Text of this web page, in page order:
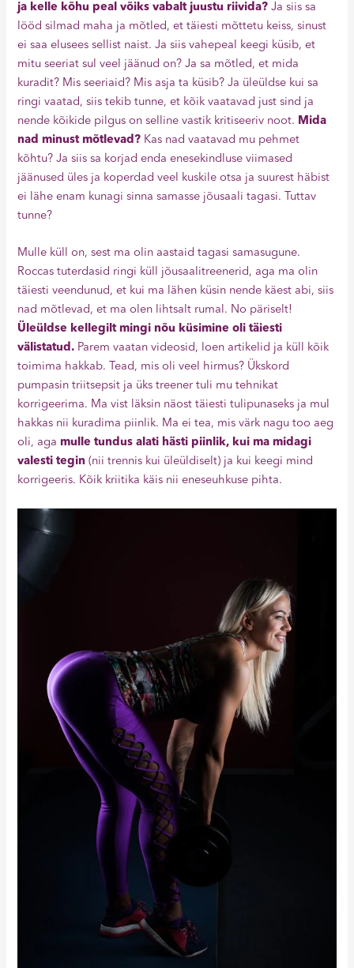
ja kelle kõhu peal võiks vabalt juustu riivida? Ja siis sa
lööd silmad maha ja mõtled, et täiesti mõttetu keiss, sinust
ei saa elusees sellist naist. Ja siis vahepeal keegi küsib, et
mitu seeriat sul veel jäänud on? Ja sa mõtled, et mida
kuradit? Mis seeriaid? Mis asja ta küsib? Ja üleüldse kui sa
ringi vaatad, siis tekib tunne, et kõik vaatavad just sind ja
nende kõikide pilgus on selline vastik kritiseeriv noot. Mida
nad minust mõtlevad? Kas nad vaatavad mu pehmet
kõhtu? Ja siis sa korjad enda enesekindluse viimased
jäänused üles ja koperdad veel kuskile otsa ja suurest häbist
ei lähe enam kunagi sinna samasse jõusaali tagasi. Tuttav
tunne?
Mulle küll on, sest ma olin aastaid tagasi samasugune.
Roccas tuterdasid ringi küll jõusaalitreenerid, aga ma olin
täiesti veendunud, et kui ma lähen küsin nende käest abi, siis
nad mõtlevad, et ma olen lihtsalt rumal. No päriselt!
Üleüldse kellegilt mingi nõu küsimine oli täiesti
välistatud. Parem vaatan videosid, loen artikelid ja küll kõik
toimima hakkab. Tead, mis oli veel hirmus? Ükskord
pumpasin triitsepsit ja üks treener tuli mu tehnikat
korrigeerima. Ma vist läksin näost täiesti tulipunaseks ja mul
hakkas nii kuradima piinlik. Ma ei tea, mis värk nagu too aeg
oli, aga mulle tundus alati hästi piinlik, kui ma midagi
valesti tegin (nii trennis kui üleüldiselt) ja kui keegi mind
korrigeeris. Kõik kriitika käis nii eneseuhkuse pihta.